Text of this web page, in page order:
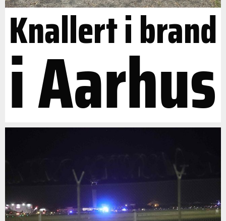
Knallert i brand
i Aarhus